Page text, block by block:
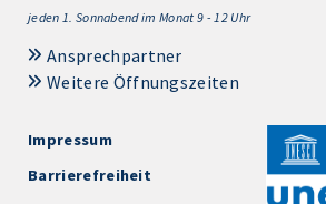
jeden 1. Sonnabend im Monat 9 - 12 Uhr
Ansprechpartner
Weitere Öffnungszeiten
Impressum
Barrierefreiheit